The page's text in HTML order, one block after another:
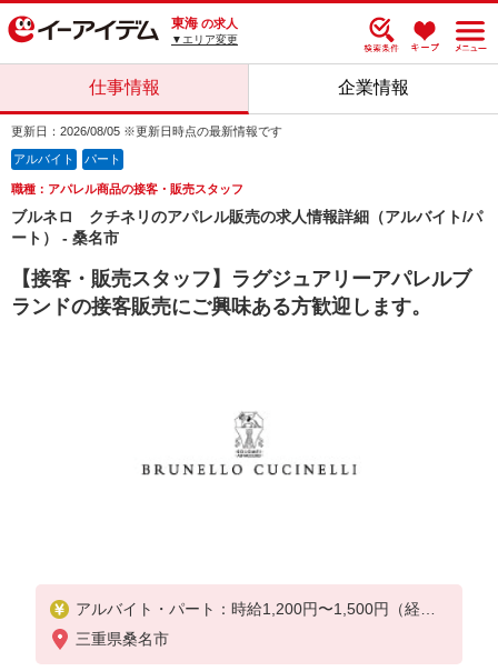
東海 の求人
▼エリア変更
仕事情報 企業情報
更新日：2026/08/05 ※更新日時点の最新情報です
アルバイト パート
職種：アパレル商品の接客・販売スタッフ
ブルネロ クチネリのアパレル販売の求人情報詳細（アルバイト/パ
ート） - 桑名市
【接客・販売スタッフ】ラグジュアリーアパレルブ
ランドの接客販売にご興味ある方歓迎します。
アルバイト・パート：時給1,200円〜1,500円（経験
・能力による）
※入社後3か月は契約アルバイト。
三重県桑名市